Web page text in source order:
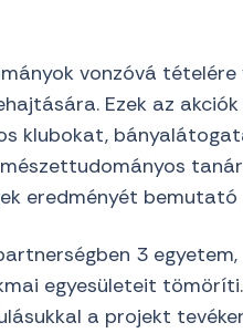
vonzóvá
Ezek az
klubokat,
eredményét
3
egyesületeit
a projekt